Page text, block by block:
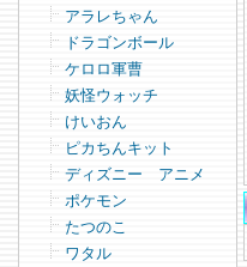
アラレちゃん
ドラゴンボール
ケロロ軍曹
妖怪ウォッチ
けいおん
ピカちんキット
ディズニー アニメ
ポケモン
たつのこ
ワタル